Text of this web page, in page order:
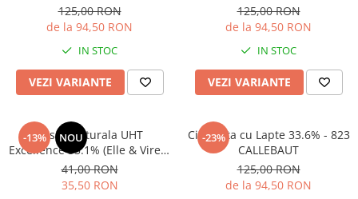
125,00 RON
de la 94,50 RON
IN STOC
VEZI VARIANTE
125,00 RON
de la 94,50 RON
IN STOC
VEZI VARIANTE
-13% NOU
Frisca Naturala UHT
Excellence 35.1% (Elle & Vire) -
1L
41,00 RON
35,50 RON
-23%
Ciocolata cu Lapte 33.6% - 823
CALLEBAUT
125,00 RON
de la 94,50 RON